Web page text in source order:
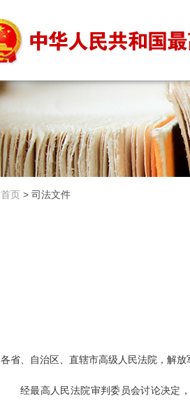
首页 > 司法文件
各省、自治区、直辖市高级人民法院，解
经最高人民法院审判委员会讨论决定